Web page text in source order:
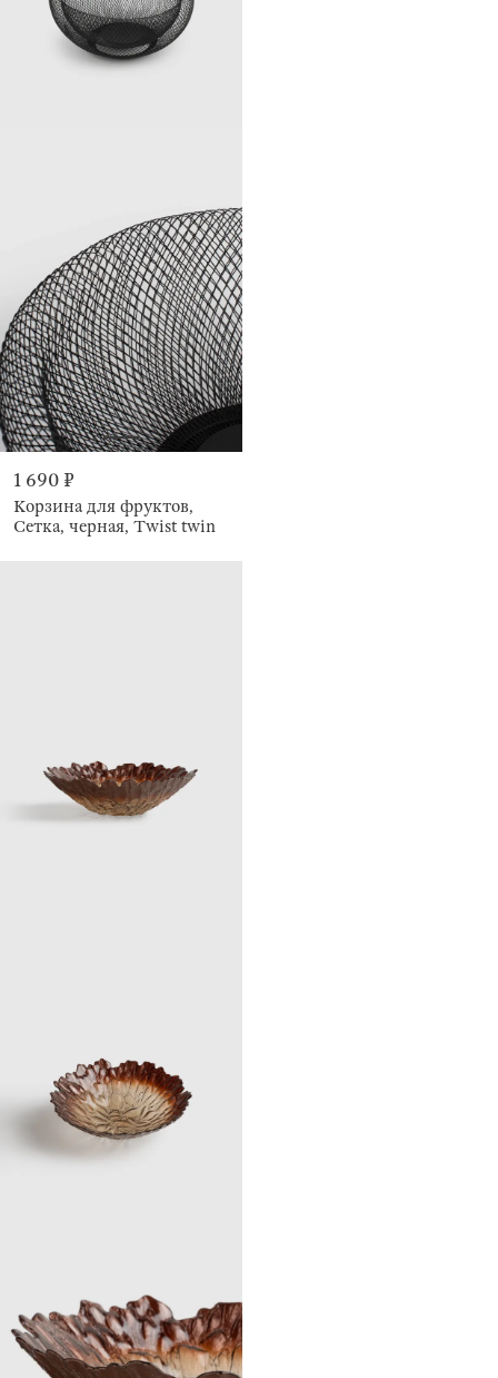
1 690 ₽
Корзина для фруктов,
Сетка, черная, Twist twin